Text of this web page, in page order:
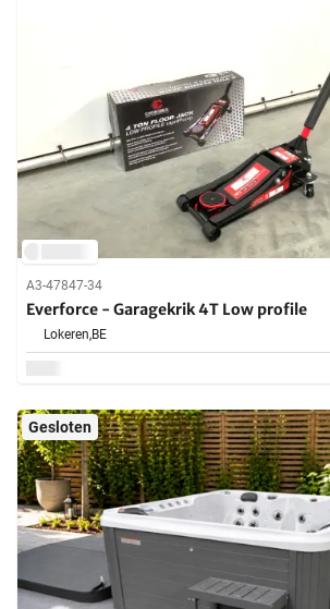
A3-47847-34
Everforce - Garagekrik 4T Low profile
Lokeren,BE
Gesloten